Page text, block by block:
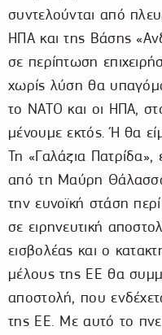
συντελούνται από
ΗΠΑ και της Βάσης
σε περίπτωση
χωρίς λύση θα
το ΝΑΤΟ και οι ΗΠΑ,
μένουμε εκτός. Ή θα
Τη «Γαλάζια
από τη Μαύρη
την ευνοϊκή στάση
σε ειρηνευτική
εισβολέας και ο
μέλους της ΕΕ θα
αποστολή, που
της ΕΕ. Με αυτό το